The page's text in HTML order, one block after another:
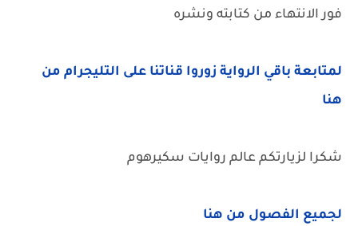
فور الانتهاء من كتابته ونشره
لمتابعة باقي الرواية زوروا قناتنا على التليجرام من
هنا
شكرا لزيارتكم عالم روايات سكيرهوم
لجميع الفصول من هنا